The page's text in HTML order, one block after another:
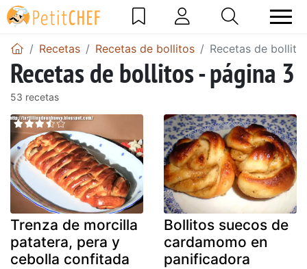
Recetas Recetas de bollitos Recetas de
Recetas de bollitos - página 3
53 recetas
Trenza de morcilla
patatera, pera y
cebolla confitada
Bollitos suecos de
cardamomo en
panificadora